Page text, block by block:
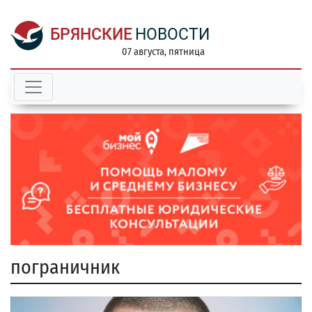
БРЯНСКИЕ НОВОСТИ
07 августа, пятница
пограничник